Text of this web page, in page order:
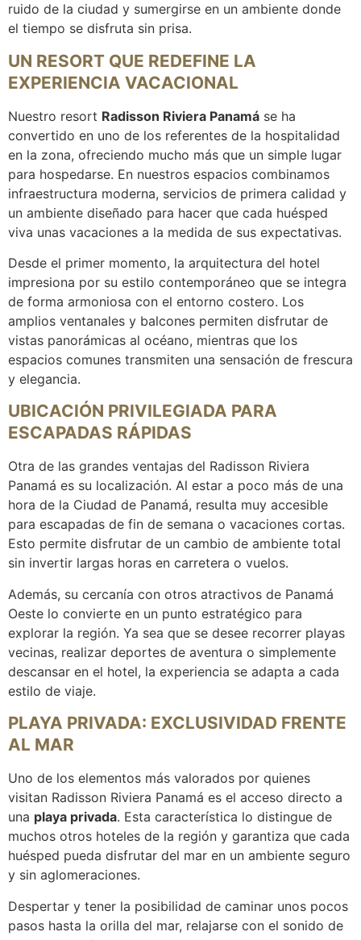
ruido de la ciudad y sumergirse en un ambiente donde
el tiempo se disfruta sin prisa.
UN RESORT QUE REDEFINE LA
EXPERIENCIA VACACIONAL
Nuestro resort Radisson Riviera Panamá se ha
convertido en uno de los referentes de la hospitalidad
en la zona, ofreciendo mucho más que un simple lugar
para hospedarse. En nuestros espacios combinamos
infraestructura moderna, servicios de primera calidad y
un ambiente diseñado para hacer que cada huésped
viva unas vacaciones a la medida de sus expectativas.
Desde el primer momento, la arquitectura del hotel
impresiona por su estilo contemporáneo que se integra
de forma armoniosa con el entorno costero. Los
amplios ventanales y balcones permiten disfrutar de
vistas panorámicas al océano, mientras que los
espacios comunes transmiten una sensación de frescura
y elegancia.
UBICACIÓN PRIVILEGIADA PARA
ESCAPADAS RÁPIDAS
Otra de las grandes ventajas del Radisson Riviera
Panamá es su localización. Al estar a poco más de una
hora de la Ciudad de Panamá, resulta muy accesible
para escapadas de fin de semana o vacaciones cortas.
Esto permite disfrutar de un cambio de ambiente total
sin invertir largas horas en carretera o vuelos.
Además, su cercanía con otros atractivos de Panamá
Oeste lo convierte en un punto estratégico para
explorar la región. Ya sea que se desee recorrer playas
vecinas, realizar deportes de aventura o simplemente
descansar en el hotel, la experiencia se adapta a cada
estilo de viaje.
PLAYA PRIVADA: EXCLUSIVIDAD FRENTE
AL MAR
Uno de los elementos más valorados por quienes
visitan Radisson Riviera Panamá es el acceso directo a
una playa privada. Esta característica lo distingue de
muchos otros hoteles de la región y garantiza que cada
huésped pueda disfrutar del mar en un ambiente seguro
y sin aglomeraciones.
Despertar y tener la posibilidad de caminar unos pocos
pasos hasta la orilla del mar, relajarse con el sonido de